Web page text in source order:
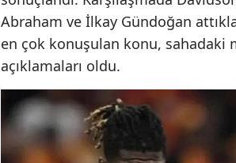
Abraham ve İlkay Gündoğan
en çok konuşulan konu, sahadaki
açıklamaları oldu.